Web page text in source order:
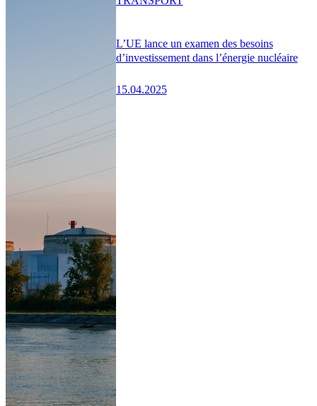
L’UE lance un examen des besoins
d’investissement dans l’énergie nucléaire
15.04.2025